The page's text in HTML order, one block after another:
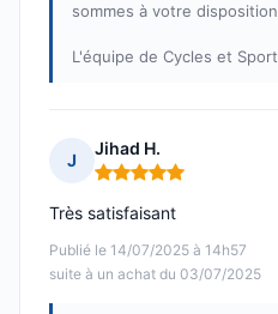
sommes à votre
L'équipe de Cycles et
J
Jihad H.
Note : 5 sur 5
Publié le 14/07/2025 à 14h57
suite à un achat du 03/07/2025
Très satisfaisant